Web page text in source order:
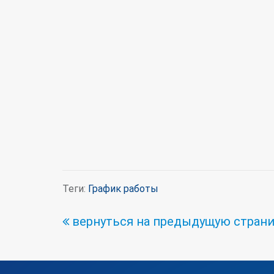
Теги: График работы
вернуться на предыдущую